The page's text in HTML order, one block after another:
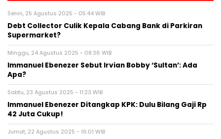
Senin, 25 Agustus 2025 - 05:44 WIB
Debt Collector Culik Kepala Cabang Bank di Parkiran
Supermarket?
Minggu, 24 Agustus 2025 - 08:36 WIB
Immanuel Ebenezer Sebut Irvian Bobby ‘Sultan’: Ada
Apa?
Sabtu, 23 Agustus 2025 - 11:23 WIB
Immanuel Ebenezer Ditangkap KPK: Dulu Bilang Gaji Rp
42 Juta Cukup!
Jumat, 22 Agustus 2025 - 16:01 WIB